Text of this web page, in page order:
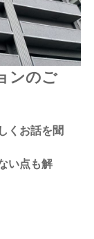
ンのご
くお話を聞
い点も解